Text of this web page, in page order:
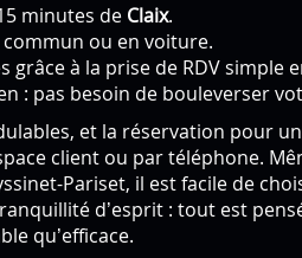
minutes de Claix.
ou en voiture.
grâce à la prise de RDV simple
: pas besoin de bouleverser
et la réservation pour un
client ou par téléphone.
Pariset, il est facile de
d’esprit : tout est
qu’efficace.